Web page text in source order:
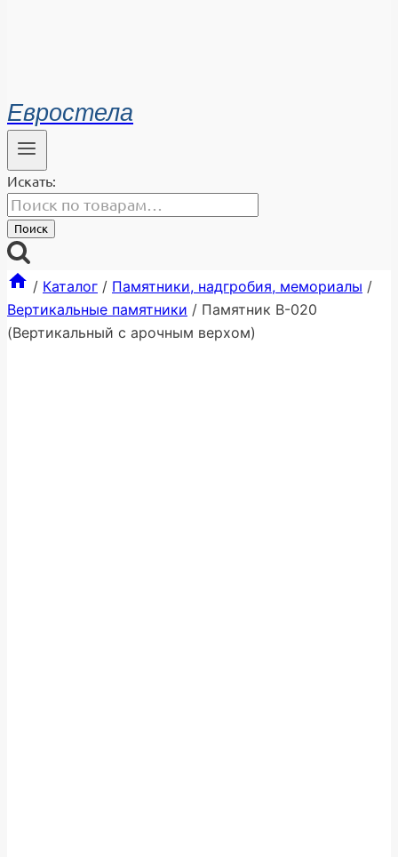
Евростела
Искать:
Поиск
/ Каталог / Памятники, надгробия, мемориалы /
Вертикальные памятники / Памятник В-020
(Вертикальный с арочным верхом)